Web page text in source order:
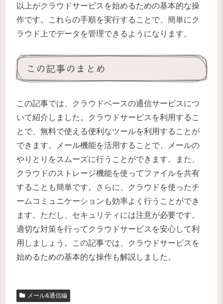
以上がクラウドサービスを始めるための基本的な操
作です。これらの手順を実行することで、簡単にク
ラウド上でデータを管理できるようになります。
この記事のまとめ
この記事では、クラウドベースの通信サービスにつ
いて紹介しました。クラウドサービスを利用するこ
とで、無料で使える便利なツールを利用することが
できます。メール機能を活用することで、メールの
やりとりをスムーズに行うことができます。また、
クラウドのストレージ機能を使ってファイルを共有
することも簡単です。さらに、クラウドを使ったチ
ームコミュニケーションも効率よく行うことができ
ます。ただし、セキュリティには注意が必要です。
適切な対策を行ってクラウドサービスを安心して利
用しましょう。この記事では、クラウドサービスを
始めるための基本的な操作も解説しました。
メール&通信編